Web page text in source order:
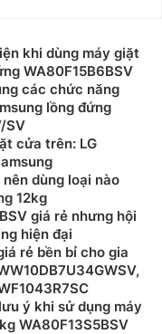
khi dùng máy giặt
WA80F15B6BSV
các chức năng
lồng đứng
SV
cửa trên: LG
dùng loại nào
12kg
giá rẻ nhưng hội
hiện đại
rẻ bền bỉ cho gia
ý khi sử dụng máy
WA80F13S5BSV